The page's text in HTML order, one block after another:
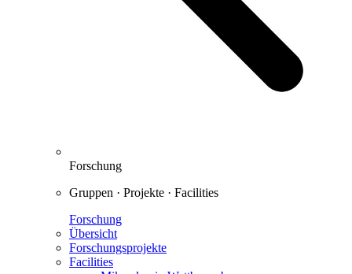
Forschung
Gruppen · Projekte · Facilities
Forschung
Übersicht
Forschungsprojekte
Facilities